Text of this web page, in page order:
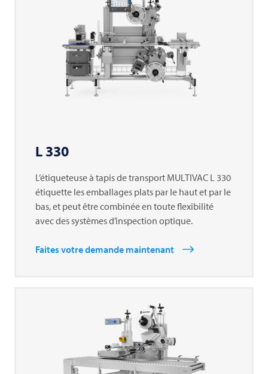
L 330
L’étiqueteuse à tapis de transport MULTIVAC L 330
étiquette les emballages plats par le haut et par le
bas, et peut être combinée en toute flexibilité
avec des systèmes d’inspection optique.
Faites votre demande maintenant